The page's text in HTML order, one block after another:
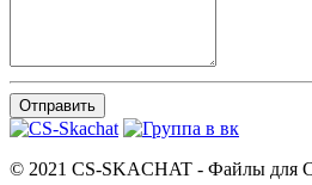
Отправить
© 2021 CS-SKACHAT - Файлы для